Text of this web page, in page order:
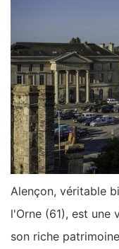
Alençon, véritable
l'Orne (61), est une
son riche